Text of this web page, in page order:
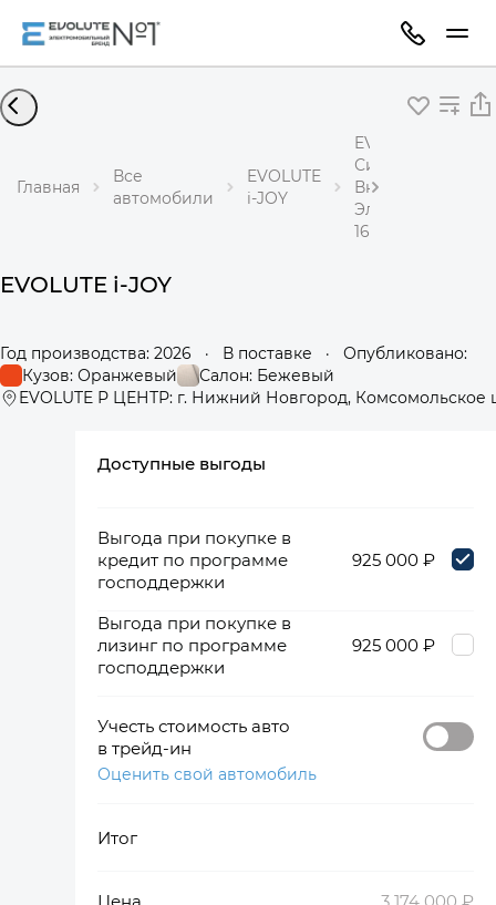
Главная
Все
автомобили
EVOLUTE
i-JOY
EVOLUTE i-JOY
Сити+
Внедорожник
Электричество
163 л.с. АКПП
EVOLUTE i-JOY
Год производства: 2026 · В поставке ·
Опубликовано:
Кузов: Оранжевый
Салон: Бежевый
EVOLUTE Р ЦЕНТР: г. Нижний Новгород, Комсомольское
Доступные выгоды
Выгода при покупке в
кредит по программе
господдержки
925 000 ₽
Выгода при покупке в
лизинг по программе
господдержки
925 000 ₽
Учесть стоимость авто
в трейд-ин
Оценить свой автомобиль
Итог
Цена
3 174 000 ₽